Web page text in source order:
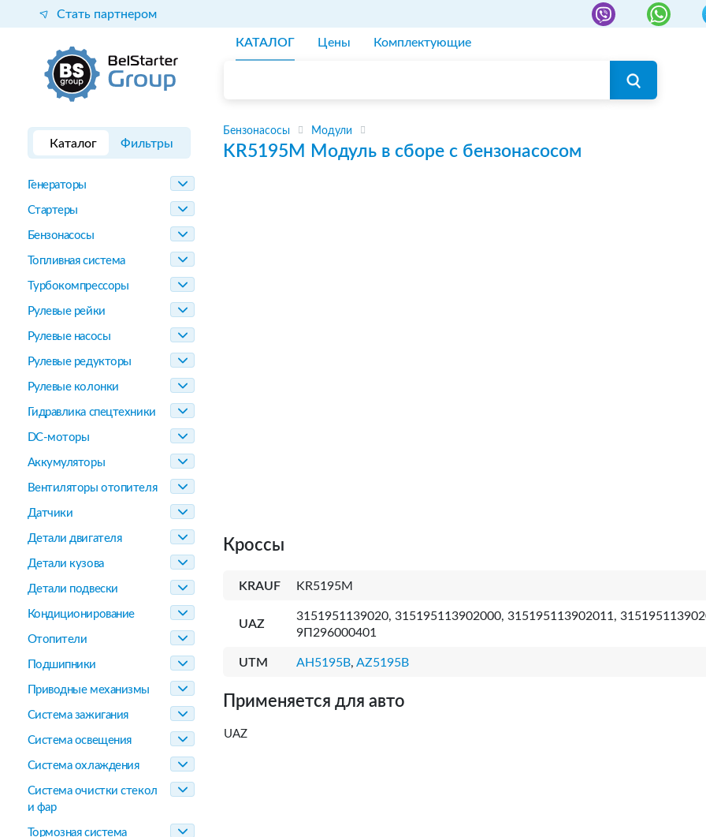
Стать партнером
КАТАЛОГ Цены Комплектующие
Каталог Фильтры
Генераторы
Стартеры
Бензонасосы
Топливная система
Турбокомпрессоры
Рулевые рейки
Рулевые насосы
Рулевые редукторы
Рулевые колонки
Гидравлика спецтехники
DC-моторы
Аккумуляторы
Вентиляторы отопителя
Датчики
Детали двигателя
Детали кузова
Детали подвески
Кондиционирование
Отопители
Подшипники
Приводные механизмы
Система зажигания
Система освещения
Система охлаждения
Система очистки стекол
и фар
Тормозная система
Бензонасосы Модули
KR5195M Модуль в сборе с бензонасосом
Кроссы
KRAUF KR5195M
UAZ
3151951139020, 315195113902000, 315195113902011,
9П296000401
UTM AH5195B, AZ5195B
Применяется для авто
UAZ